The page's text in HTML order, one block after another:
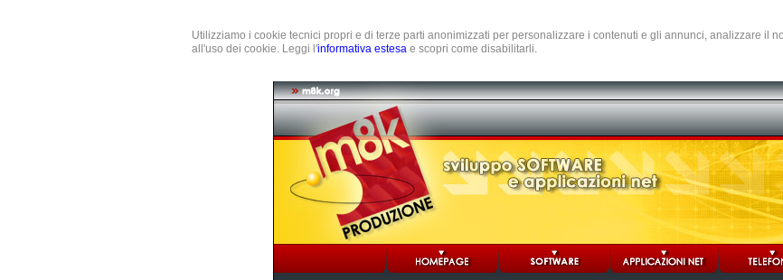
Utilizziamo i cookie tecnici propri e di terze parti anonimizzati per personalizzare i contenuti e gli annunci, analizzare il
all'uso dei cookie. Leggi l'informativa estesa e scopri come disabilitarli.